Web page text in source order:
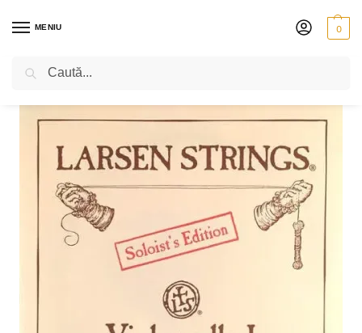
MENIU 0